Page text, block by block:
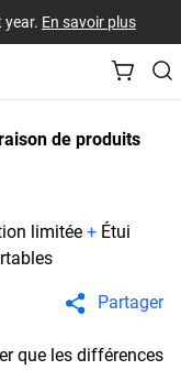
year. En savoir plus
de produits
limitée + Étui
Partager
que les différences